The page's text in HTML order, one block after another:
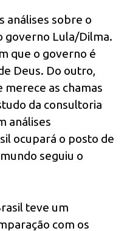
análises sobre o
governo Lula/Dilma.
que o governo é
Deus. Do outro,
merece as chamas
da consultoria
análises
ocupará o posto de
seguiu o
teve um
com os